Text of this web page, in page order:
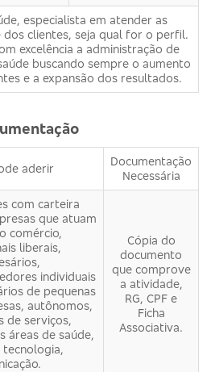
especialista em atender as
dos clientes, seja qual for o perfil.
excelência a administração de
buscando sempre o aumento
e a expansão dos resultados.
aderir
Documentação
Necessária
com carteira
que atuam
comércio,
liberais,
individuais
de pequenas
autônomos,
de serviços,
áreas de saúde,
tecnologia,
Cópia do
documento
que comprove
a atividade,
RG, CPF e
Ficha
Associativa.